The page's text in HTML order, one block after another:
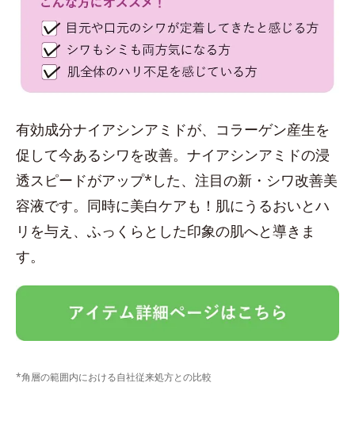
有効成分ナイアシンアミドが、コラーゲン産生を
促して今あるシワを改善。ナイアシンアミドの浸
透スピードがアップ*した、注目の新・シワ改善美
容液です。同時に美白ケアも！肌にうるおいとハ
リを与え、ふっくらとした印象の肌へと導きま
す。
*角層の範囲内における自社従来処方との比較